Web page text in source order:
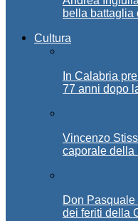
bella battaglia
Cultura
In Calabria
77 anni dopo
Vincenzo
caporale della
Don
dei feriti della